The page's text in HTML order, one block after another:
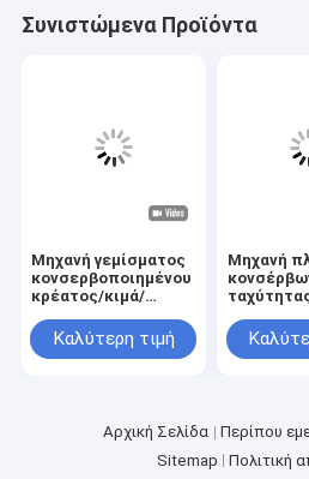
Συνιστώμενα Προϊόντα
Μηχανή γεμίσματος
κονσερβοποιημένου
κρέατος/κιμά/
Καλύτερη τιμή
Μηχανή
Αρχική Σελίδα Περίπου
Sitemap
Πολιτική